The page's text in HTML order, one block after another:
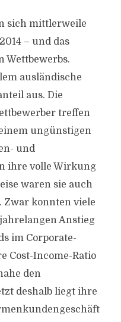
sich mittlerweile
– und das
Wettbewerbs.
ausländische
aus. Die
treffen
ungünstigen
und
ihre volle Wirkung
waren sie auch
konnten viele
Anstieg
im Corporate-
Cost-Income-Ratio
den
deshalb liegt ihre